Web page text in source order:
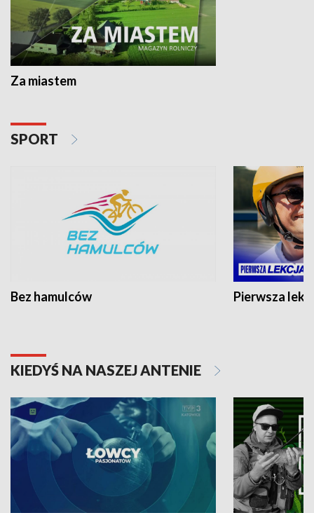
Za miastem
SPORT
Bez hamulców Pierwsza
KIEDYŚ NA NASZEJ ANTENIE